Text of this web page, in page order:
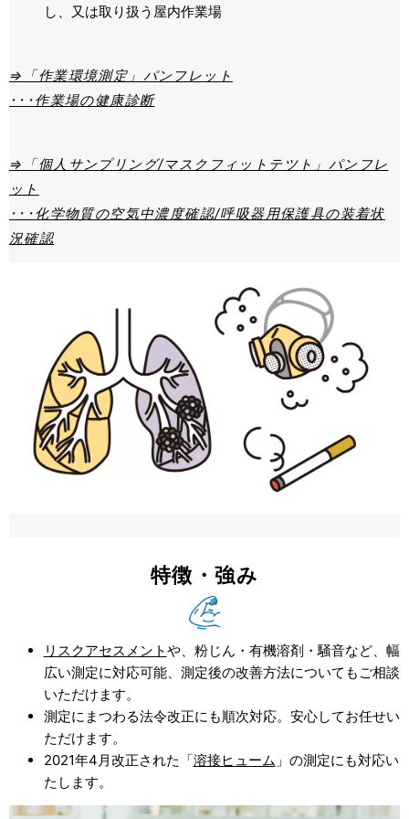
し、又は取り扱う屋内作業場
⇒「作業環境測定」パンフレット
･･･作業場の健康診断
⇒「個人サンプリング/マスクフィットテツト」パンフレ
ット
･･･化学物質の空気中濃度確認/呼吸器用保護具の装着状
況確認
特徴・強み
リスクアセスメントや、粉じん・有機溶剤・騒音など、幅
広い測定に対応可能、測定後の改善方法についてもご相談
いただけます。
測定にまつわる法令改正にも順次対応。安心してお任せい
ただけます。
2021年4月改正された「溶接ヒューム 」の測定にも対応い
たします。